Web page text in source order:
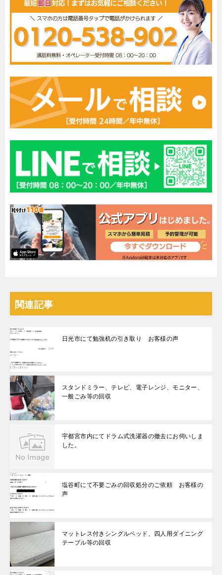
関連記事
日光市にて勉強机の引き取り お客様の声
スタンドミラー、テレビ、電子レンジ、モニター、
一般ごみ等の回収
宇都宮市内にてドラム式洗濯器の撤去にお伺いしま
した。
塩谷町にて不要ごみの回収処分のご依頼 お客様の
声
マットレス付きシングルベッド、四人用ダイニング
テーブル等の回収